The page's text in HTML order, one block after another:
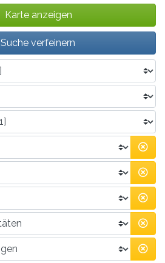
Karte anzeigen
Suche verfeinern